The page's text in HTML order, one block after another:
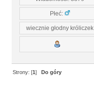
Płeć:
wiecznie głodny króliczek
Strony: [1] Do góry